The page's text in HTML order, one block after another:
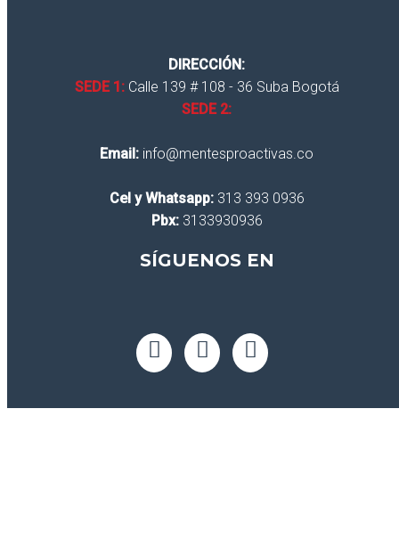
DIRECCIÓN:
SEDE 1:Calle 139 # 108 - 36 Suba Bogotá
SEDE 2:
Email: info@mentesproactivas.co
Cel y Whatsapp:313 393 0936
Pbx:3133930936
SÍGUENOS EN